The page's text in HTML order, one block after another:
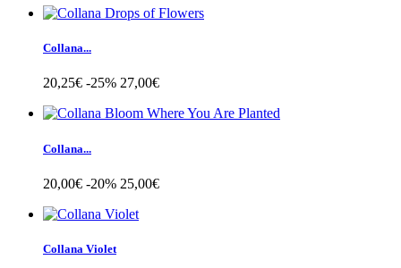
Collana...
20,25€ -25% 27,00€
Collana...
20,00€ -20% 25,00€
Collana Violet